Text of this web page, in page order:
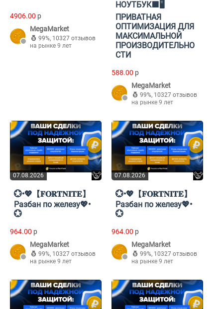
4906.00 p
MegaMarket
99%, 10327 отзывов
на рынке 9 лет
НОУТБУК🟪🖥️
ПРИВАТНАЯ
ОПТИМИЗАЦИЯ ДЛЯ
МАКСИМАЛЬНОЙ
ПРОИЗВОДИТЕЛЬНО
СТИ
588.00 p
MegaMarket
99%, 10327 отзывов
на рынке 9 лет
07.08.2026
💮•💖【𝐅𝐎𝐑𝐓𝐍𝐈𝐓𝐄】
Разбан по железу💖•
💮
964.00 p
MegaMarket
99%, 10327 отзывов
на рынке 9 лет
07.08.2026
💮•💖【𝐅𝐎𝐑𝐓𝐍𝐈𝐓𝐄】
Разбан по железу💖•
💮
964.00 p
MegaMarket
99%, 10327 отзывов
на рынке 9 лет